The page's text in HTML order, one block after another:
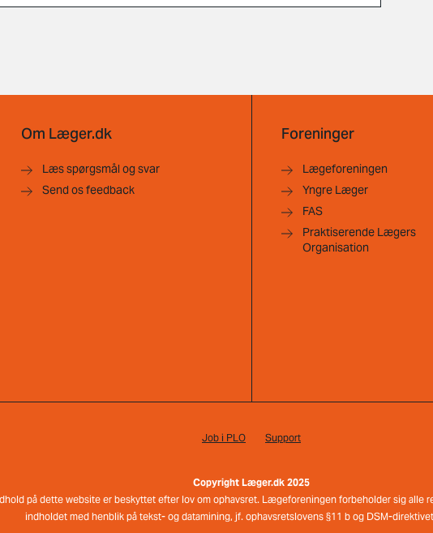
Om Læger.dk
Læs spørgsmål og svar
Send os feedback
Foreninger
Lægeforeningen
Yngre Læger
FAS
Praktiserende Lægers
Organisation
Job i PLO Support
Copyright Læger.dk 2025
på dette website er beskyttet efter lov om ophavsret. Lægeforeningen forbeholder sig
indholdet med henblik på tekst- og datamining, jf. ophavsretslovens §11 b og DSM-